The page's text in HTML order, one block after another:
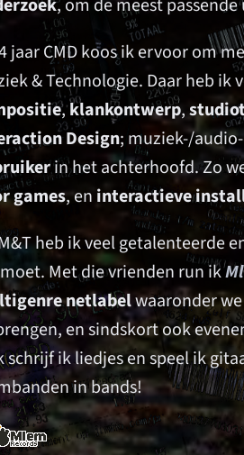
, om de meest
jaar CMD koos ik ervoor om
& Technologie. Daar heb ik
,klankontwerp,
Design; muziek-/
in het achterhoofd. Zo
games, en interactieve
heb ik veel getalenteerde
Met die vrienden run ik
netlabelwaaronder
en sindskort ook
schrijf ik liedjes en speel ik
in bands!